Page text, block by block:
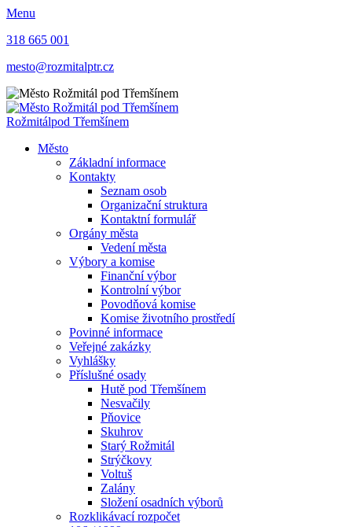
Menu
318 665 001
mesto@rozmitalptr.cz
Rožmitálpod Třemšínem
Město
Základní informace
Kontakty
Seznam osob
Organizační struktura
Kontaktní formulář
Orgány města
Vedení města
Výbory a komise
Finanční výbor
Kontrolní výbor
Povodňová komise
Komise životního prostředí
Povinné informace
Veřejné zakázky
Vyhlášky
Příslušné osady
Hutě pod Třemšínem
Nesvačily
Pňovice
Skuhrov
Starý Rožmitál
Strýčkovy
Voltuš
Zalány
Složení osadních výborů
Rozklikávací rozpočet